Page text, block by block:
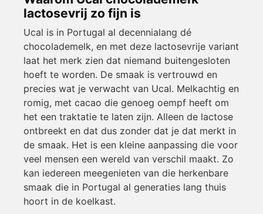
lactosevrij zo fijn is
Ucal is in Portugal al decennialang dé
chocolademelk, en met deze lactosevrije variant
laat het merk zien dat niemand buitengesloten
hoeft te worden. De smaak is vertrouwd en
precies wat je verwacht van Ucal. Melkachtig en
romig, met cacao die genoeg oempf heeft om
het een traktatie te laten zijn. Alleen de lactose
ontbreekt en dat dus zonder dat je dat merkt in
de smaak. Het is een kleine aanpassing die voor
veel mensen een wereld van verschil maakt. Zo
kan iedereen meegenieten van die herkenbare
smaak die in Portugal al generaties lang thuis
hoort in de koelkast.